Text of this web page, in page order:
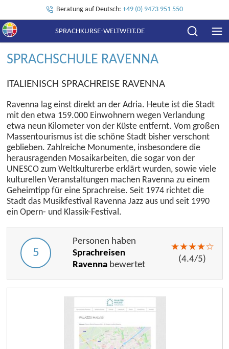
Beratung auf Deutsch: +49 (0) 9473 951 550
SPRACHKURSE-WELTWEIT.DE
SPRACHSCHULE RAVENNA
ITALIENISCH SPRACHREISE RAVENNA
Ravenna lag einst direkt an der Adria. Heute ist die Stadt
mit den etwa 159.000 Einwohnern wegen Verlandung
etwa neun Kilometer von der Küste entfernt. Vom großen
Massentourismus ist die schöne Stadt bisher verschont
geblieben. Zahlreiche Monumente, insbesondere die
herausragenden Mosaikarbeiten, die sogar von der
UNESCO zum Weltkulturerbe erklärt wurden, sowie viele
kulturellen Veranstaltungen machen Ravenna zu einem
Geheimtipp für eine Sprachreise. Seit 1974 richtet die
Stadt das Musikfestival Ravenna Jazz aus und seit 1990
ein Opern- und Klassik-Festival.
5
Personen haben
Sprachreisen
Ravenna bewertet
★★★★☆
(4.4/5)